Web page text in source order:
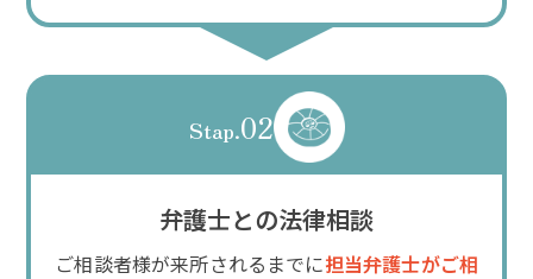
Stap.02
弁護士との法律相談
ご相談者様が来所されるまでに担当弁護士がご相